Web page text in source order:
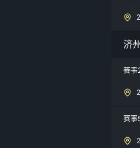
济
赛事
赛事